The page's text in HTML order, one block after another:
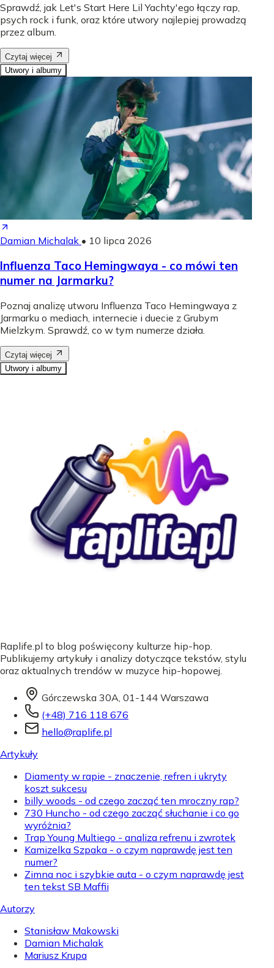
Sprawdź, jak Let's Start Here Lil Yachty'ego łączy rap,
psych rock i funk, oraz które utwory najlepiej prowadzą
przez album.
Czytaj więcej
Utwory i albumy
Damian Michalak • 10 lipca 2026
Influenza Taco Hemingwaya - co mówi ten
numer na Jarmarku?
Poznaj analizę utworu Influenza Taco Hemingwaya z
Jarmarku o mediach, internecie i duecie z Grubym
Mielzkym. Sprawdź, co w tym numerze działa.
Czytaj więcej
Utwory i albumy
Raplife.pl to blog poświęcony kulturze hip-hop.
Publikujemy artykuły i analizy dotyczące tekstów, stylu
oraz aktualnych trendów w muzyce hip-hopowej.
Górczewska 30A, 01-144 Warszawa
(+48) 716 118 676
hello@raplife.pl
Artykuły
Diamenty w rapie - znaczenie, refren i ukryty
koszt sukcesu
billy woods - od czego zacząć ten mroczny rap?
730 Huncho - od czego zacząć słuchanie i co go
wyróżnia?
Trap Young Multiego - analiza refrenu i zwrotek
Kamizelka Szpaka - o czym naprawdę jest ten
numer?
Zimna noc i szybkie auta - o czym naprawdę jest
ten tekst SB Maffii
Autorzy
Stanisław Makowski
Damian Michalak
Mariusz Krupa